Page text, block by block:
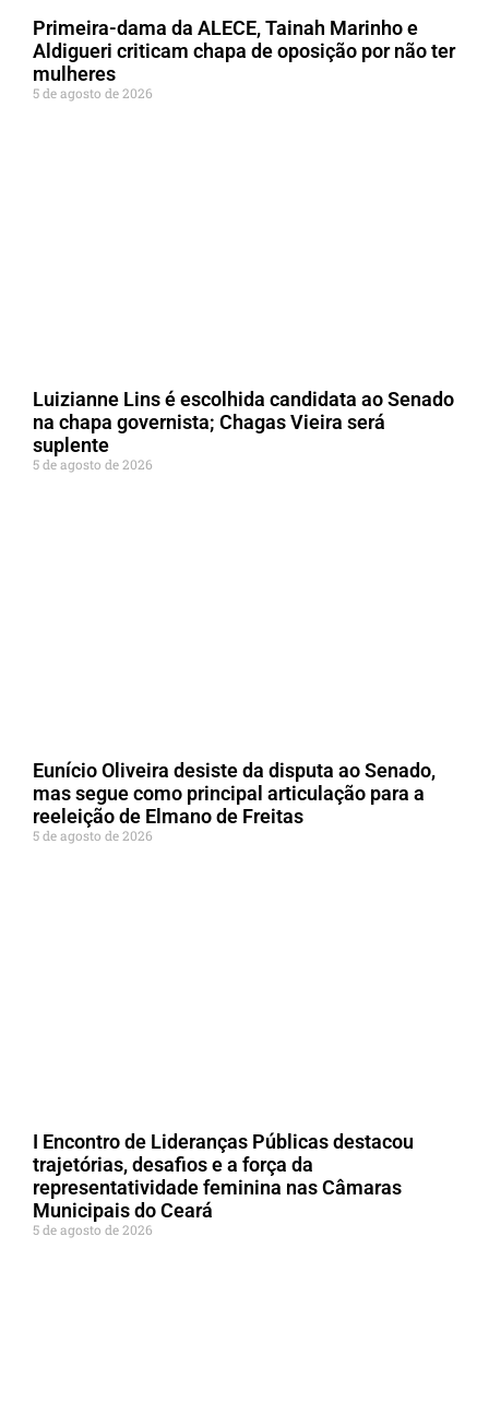
Primeira-dama da ALECE, Tainah Marinho e
Aldigueri criticam chapa de oposição por não ter
mulheres
5 de agosto de 2026
Luizianne Lins é escolhida candidata ao Senado
na chapa governista; Chagas Vieira será
suplente
5 de agosto de 2026
Eunício Oliveira desiste da disputa ao Senado,
mas segue como principal articulação para a
reeleição de Elmano de Freitas
5 de agosto de 2026
I Encontro de Lideranças Públicas destacou
trajetórias, desafios e a força da
representatividade feminina nas Câmaras
Municipais do Ceará
5 de agosto de 2026